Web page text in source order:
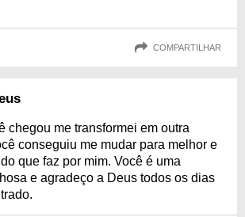
COMPARTILHAR
chegou me transformei em outra
conseguiu me mudar para melhor e
que faz por mim. Você é uma
e agradeço a Deus todos os dias